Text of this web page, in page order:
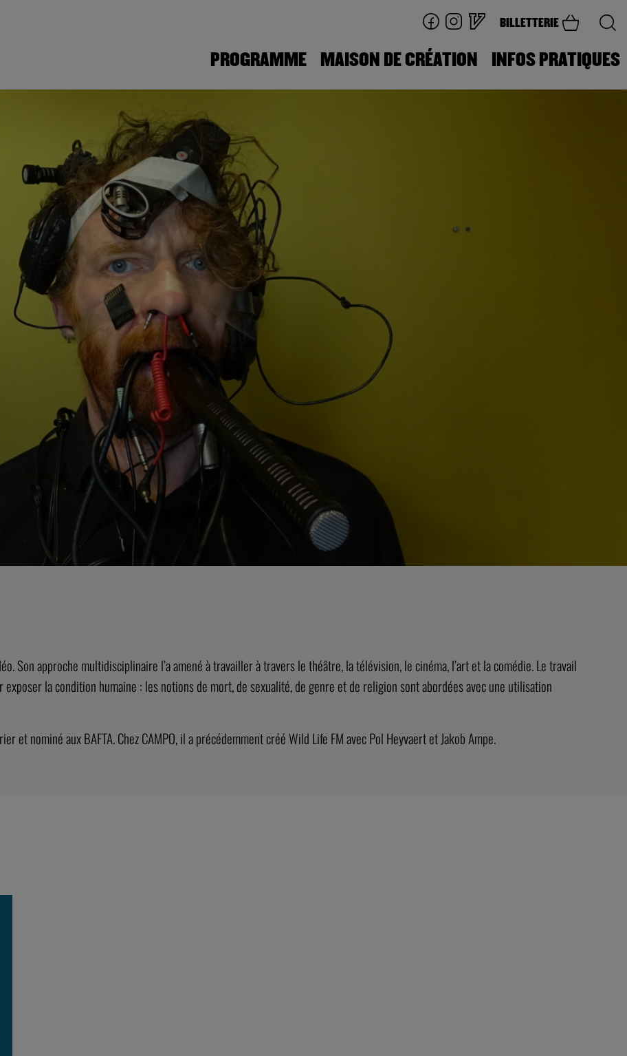
BILLETTERIE
PROGRAMME MAISON DE CRÉATION INFOS PRATIQUES
Son approche multidisciplinaire l’a amené à travailler à travers le théâtre, la télévision, le cinéma, l’art et la comédie. Le travail
la condition humaine : les notions de mort, de sexualité, de genre et de religion sont abordées avec une utilisation
et nominé aux BAFTA. Chez CAMPO, il a précédemment créé Wild Life FM avec Pol Heyvaert et Jakob Ampe.